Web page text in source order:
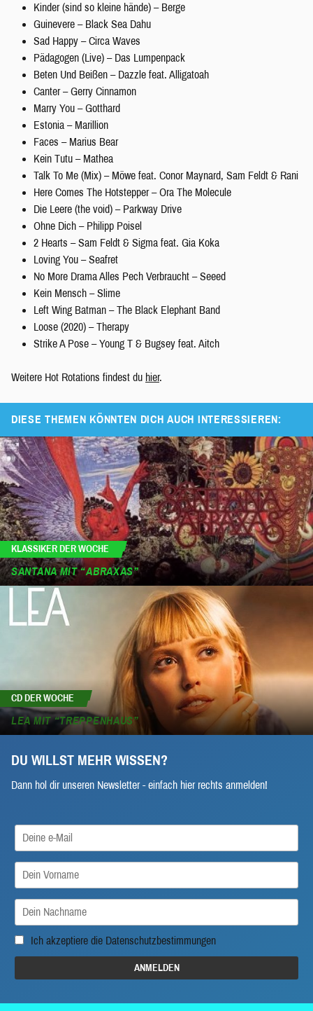
Kinder (sind so kleine hände) – Berge
Guinevere – Black Sea Dahu
Sad Happy – Circa Waves
Pädagogen (Live) – Das Lumpenpack
Beten Und Beißen – Dazzle feat. Alligatoah
Canter – Gerry Cinnamon
Marry You – Gotthard
Estonia – Marillion
Faces – Marius Bear
Kein Tutu – Mathea
Talk To Me (Mix) – Möwe feat. Conor Maynard, Sam Feldt & Rani
Here Comes The Hotstepper – Ora The Molecule
Die Leere (the void) – Parkway Drive
Ohne Dich – Philipp Poisel
2 Hearts – Sam Feldt & Sigma feat. Gia Koka
Loving You – Seafret
No More Drama Alles Pech Verbraucht – Seeed
Kein Mensch – Slime
Left Wing Batman – The Black Elephant Band
Loose (2020) – Therapy
Strike A Pose – Young T & Bugsey feat. Aitch
Weitere Hot Rotations findest du hier.
DIESE THEMEN KÖNNTEN DICH AUCH INTERESSIEREN:
KLASSIKER DER WOCHE
SANTANA MIT “ABRAXAS”
CD DER WOCHE
LEA MIT “TREPPENHAUS”
DU WILLST MEHR WISSEN?
Dann hol dir unseren Newsletter - einfach hier rechts anmelden!
Ich akzeptiere die Datenschutzbestimmungen